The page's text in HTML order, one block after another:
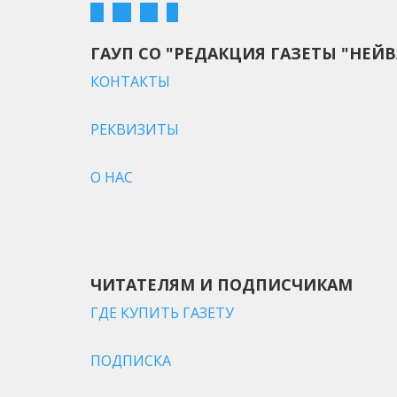
ГАУП СО "РЕДАКЦИЯ ГАЗЕТЫ
КОНТАКТЫ
РЕКВИЗИТЫ
О НАС
ЧИТАТЕЛЯМ И ПОДПИСЧИКАМ
ГДЕ КУПИТЬ ГАЗЕТУ
ПОДПИСКА